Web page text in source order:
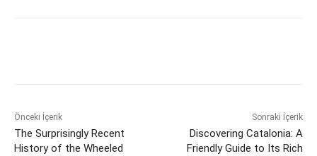
Önceki İçerik
The Surprisingly Recent
History of the Wheeled
Sonraki İçerik
Discovering Catalonia: A
Friendly Guide to Its Rich